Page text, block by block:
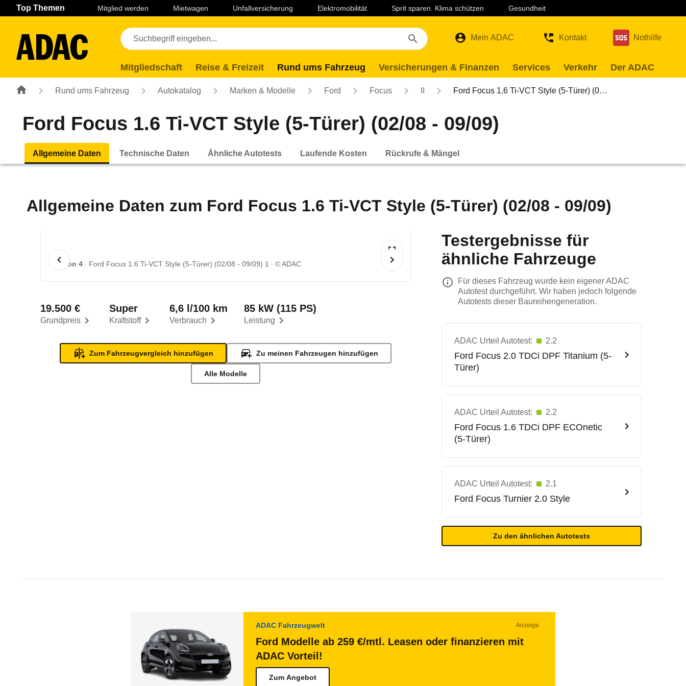
Navigation Seiteninhalt Fußzeile
Top Themen Mitglied werden Mietwagen Unfallversicherung Elektromobilität Sprit sparen. Klima schützen Gesundheit
Mein ADAC Kontakt Nothilfe
Mitgliedschaft Reise & Freizeit Rund ums Fahrzeug Versicherungen & Finanzen Services Verkehr Der ADAC
Rund ums Fahrzeug Autokatalog Marken & Modelle Ford Focus Ford Focus 1.6 Ti-VCT Style (5-Türer) (0…
Ford Focus 1.6 Ti-VCT Style (5-Türer) (02/08 - 09/09)
Allgemeine Daten Technische Daten Ähnliche Autotests Laufende Kosten Rückrufe & Mängel
Allgemeine Daten zum Ford Focus 1.6 Ti-VCT Style (5-Türer) (02/08 - 09/09)
1 von 4 Ford Focus 1.6 Ti-VCT Style (5-Türer) (02/08 - 09/09) 1 © ADAC
Grundpreis
19.500 €
Kraftstoff
Super
Verbrauch
6,6 l/100 km
Leistung
85 kW (115 PS)
Zum Fahrzeugvergleich hinzufügen Zu meinen Fahrzeugen hinzufügen
Alle Modelle
Testergebnisse für
ähnliche Fahrzeuge
Für dieses Fahrzeug wurde kein eigener ADAC
Autotest durchgeführt. Wir haben jedoch folgende
Autotests dieser Baureihengeneration.
ADAC Urteil Autotest: 2.2
Ford Focus 2.0 TDCi DPF Titanium (5-
Türer)
ADAC Urteil Autotest: 2.2
Ford Focus 1.6 TDCi DPF ECOnetic
(5-Türer)
ADAC Urteil Autotest: 2.1
Ford Focus Turnier 2.0 Style
Zu den ähnlichen Autotests
ADAC Fahrzeugwelt Anzeige
Ford Modelle ab 259 €/mtl. Leasen oder finanzieren mit
ADAC Vorteil!
Zum Angebot